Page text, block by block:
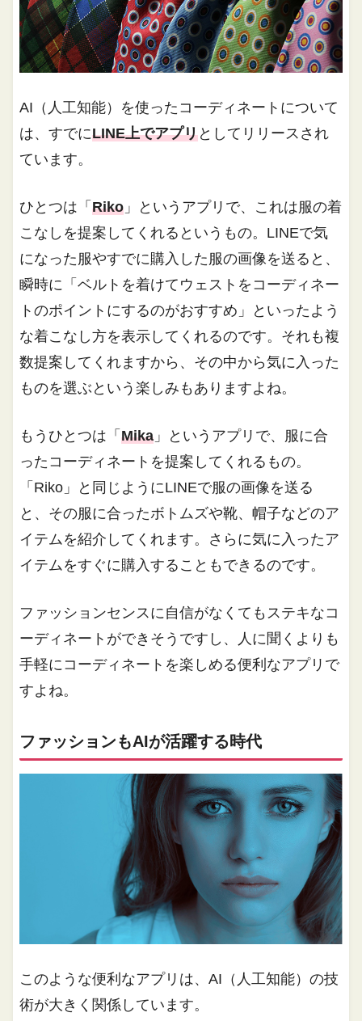
AI（人工知能）を使ったコーディネートについて
は、すでにLINE上でアプリとしてリリースされ
ています。
ひとつは「Riko 」というアプリで、これは服の着
こなしを提案してくれるというもの。LINEで気
になった服やすでに購入した服の画像を送ると、
瞬時に「ベルトを着けてウェストをコーディネー
トのポイントにするのがおすすめ」といったよう
な着こなし方を表示してくれるのです。それも複
数提案してくれますから、その中から気に入った
ものを選ぶという楽しみもありますよね。
もうひとつは「Mika 」というアプリで、服に合
ったコーディネートを提案してくれるもの。
「Riko」と同じようにLINEで服の画像を送る
と、その服に合ったボトムズや靴、帽子などのア
イテムを紹介してくれます。さらに気に入ったア
イテムをすぐに購入することもできるのです。
ファッションセンスに自信がなくてもステキなコ
ーディネートができそうですし、人に聞くよりも
手軽にコーディネートを楽しめる便利なアプリで
すよね。
ファッションもAIが活躍する時代
このような便利なアプリは、AI（人工知能）の技
術が大きく関係しています。